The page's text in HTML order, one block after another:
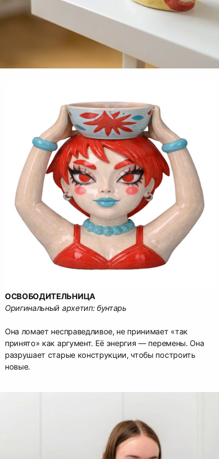
ОСВОБОДИТЕЛЬНИЦА
Оригинальный архетип: бунтарь
Она ломает несправедливое, не принимает «так
принято» как аргумент. Её энергия — перемены. Она
разрушает старые конструкции, чтобы построить
новые.